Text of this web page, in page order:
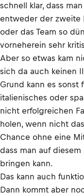
schnell klar, dass
entweder der zweite
oder das Team so
vorneherein sehr
Aber so etwas kam
sich da auch keinen
Grund kann es sonst
italienisches oder
nicht erfolgreichen
holen, wenn nicht
Chance ohne eine
dass man auf diesem
bringen kann.
Das kann auch
Dann kommt aber